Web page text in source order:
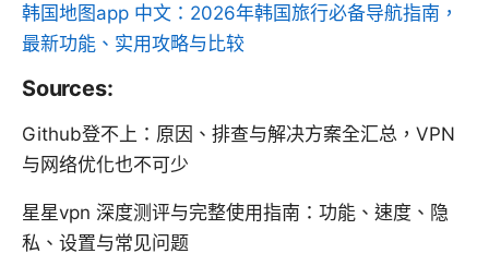
韩国地图app 中文：2026年韩国旅行必备导航指南，
最新功能、实用攻略与比较
Sources:
Github登不上：原因、排查与解决方案全汇总，VPN
与网络优化也不可少
星星vpn 深度测评与完整使用指南：功能、速度、隐
私、设置与常见问题